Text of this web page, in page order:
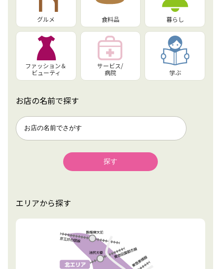
グルメ 食料品 暮らし
ファッション＆
ビューティ
サービス/
病院
学ぶ
お店の名前で探す
エリアから探す